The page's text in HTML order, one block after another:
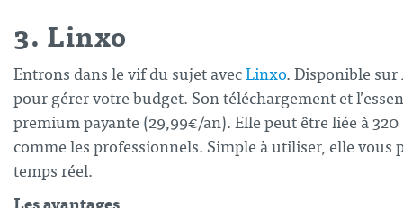
3. Linxo
Entrons dans le vif du sujet avecLinxo. Disponible sur
pour gérer votre budget. Son téléchargement et
premium payante (29,99€/an). Elle peut être liée à
comme les professionnels. Simple à utiliser, elle
temps réel.